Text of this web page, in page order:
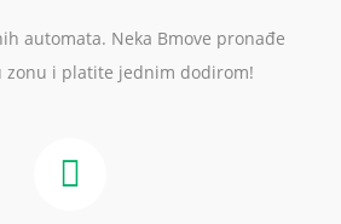
automata. Neka Bmove pronađe
zonu i platite jednim dodirom!